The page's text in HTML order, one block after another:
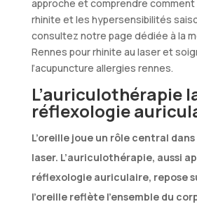
approche et comprendre comment
rhinite et les hypersensibilités
consultez notre page dédiée à la
Rennes pour rhinite au laser et
l’acupuncture allergies rennes.
L’auriculothérapie
réflexologie
L’oreille joue un rôle central
laser. L’auriculothérapie, aussi
réflexologie auriculaire, repose
l’oreille reflète l’ensemble du